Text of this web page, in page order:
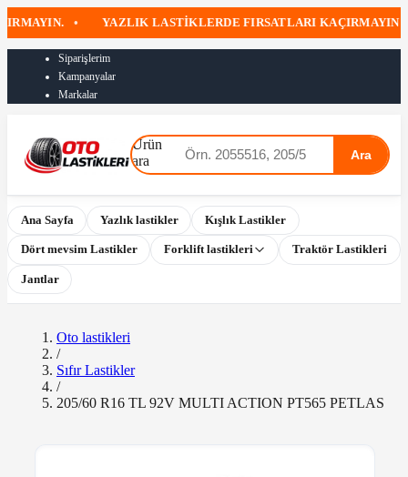
• YAZLIK LASTIKLERDE FIRSATLARI KAÇIRMAYIN •
Siparişlerim
Kampanyalar
Markalar
Ürün
ara
Ara
Ana Sayfa Yazlık lastikler Kışlık Lastikler
Dört mevsim Lastikler Forklift lastikleri Traktör Lastikleri
Jantlar
Oto lastikleri
/
Sıfır Lastikler
/
205/60 R16 TL 92V MULTI ACTION PT565 PETLAS